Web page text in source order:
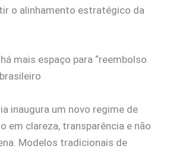
o alinhamento estratégico da
mais espaço para “reembolso
inaugura um novo regime de
em clareza, transparência e não
Modelos tradicionais de